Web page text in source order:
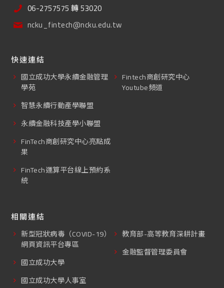
06-2757575 轉 53020
ncku_fintech@ncku.edu.tw
快速連結
國立成功大學永續金融管理
學苑
智慧永續行動產學聯盟
永續金融科技產學小聯盟
FinTech商創研究中心亮點成
果
FinTech運算平台線上預約系
統
Fintech商創研究中心
Youtube頻道
相關連結
新型冠狀病毒（COVID-19）
網頁資訊平台專區
國立成功大學
國立成功大學人事室
教育部-高等教育深耕計畫
金融監督管理委員會